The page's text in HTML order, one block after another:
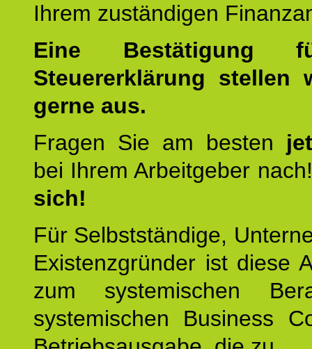
Ihrem zuständigen
Eine Bestätigung
Steuererklärung stellen
gerne aus.
Fragen Sie am besten
bei Ihrem Arbeitgeber
sich!
Für Selbstständige,
Existenzgründer ist diese
zum systemischen
systemischen Business